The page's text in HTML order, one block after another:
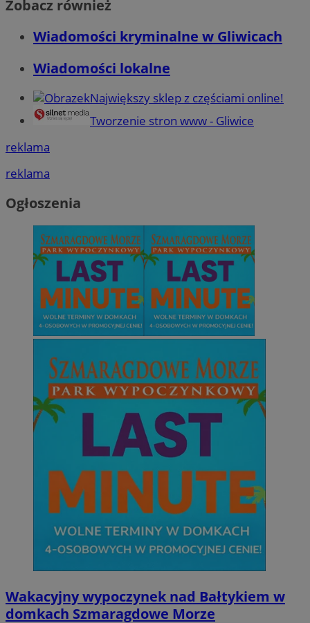
Zobacz również
Wiadomości kryminalne w Gliwicach
Wiadomości lokalne
Największy sklep z częściami online!
Tworzenie stron www - Gliwice
reklama
reklama
Ogłoszenia
Wakacyjny wypoczynek nad Bałtykiem w
domkach Szmaragdowe Morze